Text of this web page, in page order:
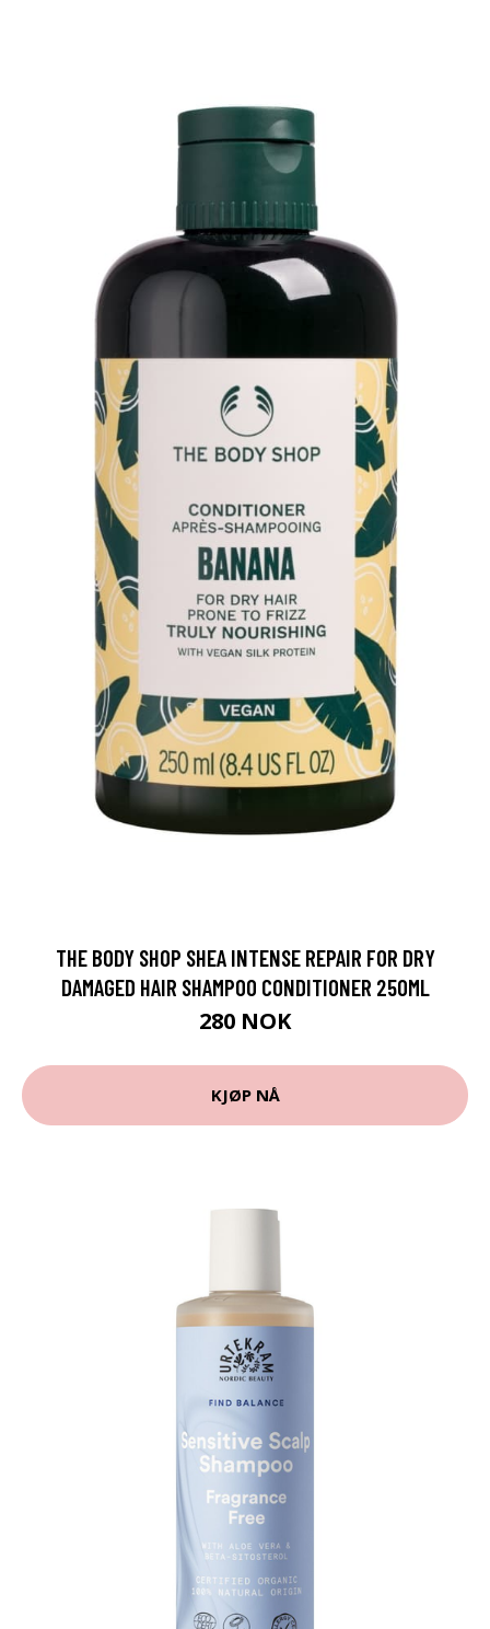
THE BODY SHOP SHEA INTENSE REPAIR FOR DRY
DAMAGED HAIR SHAMPOO CONDITIONER 250ML
280 NOK
KJØP NÅ